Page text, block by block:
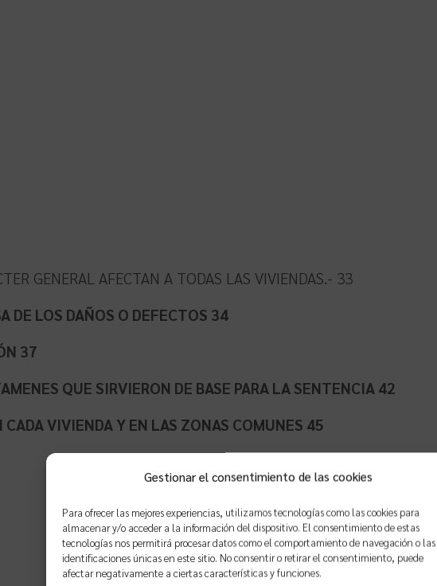
Gestionar el consentimiento de las cookies
Para ofrecer las mejores experiencias, utilizamos tecnologías como las cookies para
almacenar y/o acceder a la información del dispositivo. El consentimiento de estas
tecnologías nos permitirá procesar datos como el comportamiento de navegación o las
identificaciones únicas en este sitio. No consentir o retirar el consentimiento, puede
afectar negativamente a ciertas características y funciones.
GENERAL AFECTAN A TODAS LAS VIVIENDAS.- 33
DE LOS DAÑOS O DEFECTOS 34
37
QUE SIRVIERON DE BASE PARA LA SENTENCIA 42
VIVIENDA Y EN LAS ZONAS COMUNES 45